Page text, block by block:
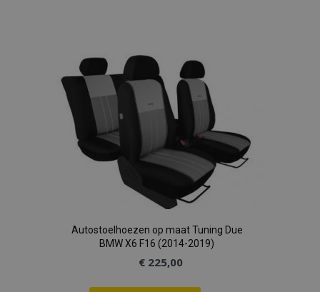
verlanglijst
Autostoelhoezen op maat Tuning Due
BMW X6 F16 (2014-2019)
€ 225,00